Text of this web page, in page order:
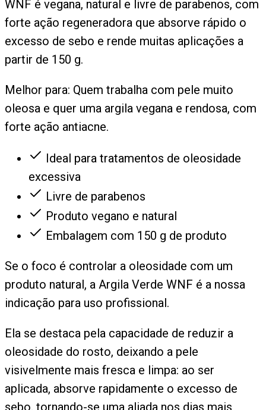
WNF é vegana, natural e livre de parabenos, com
forte ação regeneradora que absorve rápido o
excesso de sebo e rende muitas aplicações a
partir de 150 g.
Melhor para: Quem trabalha com pele muito
oleosa e quer uma argila vegana e rendosa, com
forte ação antiacne.
Ideal para tratamentos de oleosidade
excessiva
Livre de parabenos
Produto vegano e natural
Embalagem com 150 g de produto
Se o foco é controlar a oleosidade com um
produto natural, a Argila Verde WNF é a nossa
indicação para uso profissional.
Ela se destaca pela capacidade de reduzir a
oleosidade do rosto, deixando a pele
visivelmente mais fresca e limpa: ao ser
aplicada, absorve rapidamente o excesso de
sebo, tornando-se uma aliada nos dias mais